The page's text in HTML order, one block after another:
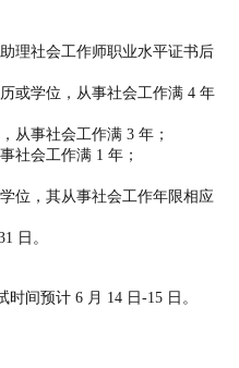
理社会工作师职业水平证书后
或学位，从事社会工作满 4 年
从事社会工作满 3 年；
社会工作满 1 年；
位，其从事社会工作年限相应
日。
间预计 6 月 14 日-15 日。